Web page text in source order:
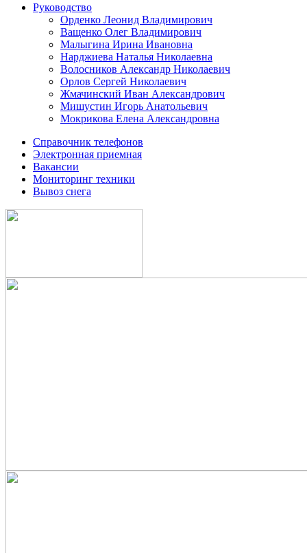
Руководство
Орденко Леонид Владимирович
Ващенко Олег Владимирович
Малыгина Ирина Ивановна
Нарджиева Наталья Николаевна
Волосников Александр Николаевич
Орлов Сергей Николаевич
Жмачинский Иван Александрович
Мишустин Игорь Анатольевич
Мокрикова Елена Александровна
Справочник телефонов
Электронная приемная
Вакансии
Мониторинг техники
Вывоз снега